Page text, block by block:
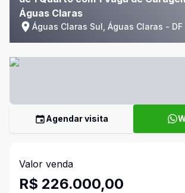
Águas Claras
Águas Claras Sul, Águas Claras - DF
Agendar visita
Valor venda
R$ 226.000,00